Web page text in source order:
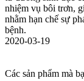
nhiệm vụ bôi trơn,
nhằm hạn chế sự
bệnh.
2020-03-19
Các sản phẩm mà